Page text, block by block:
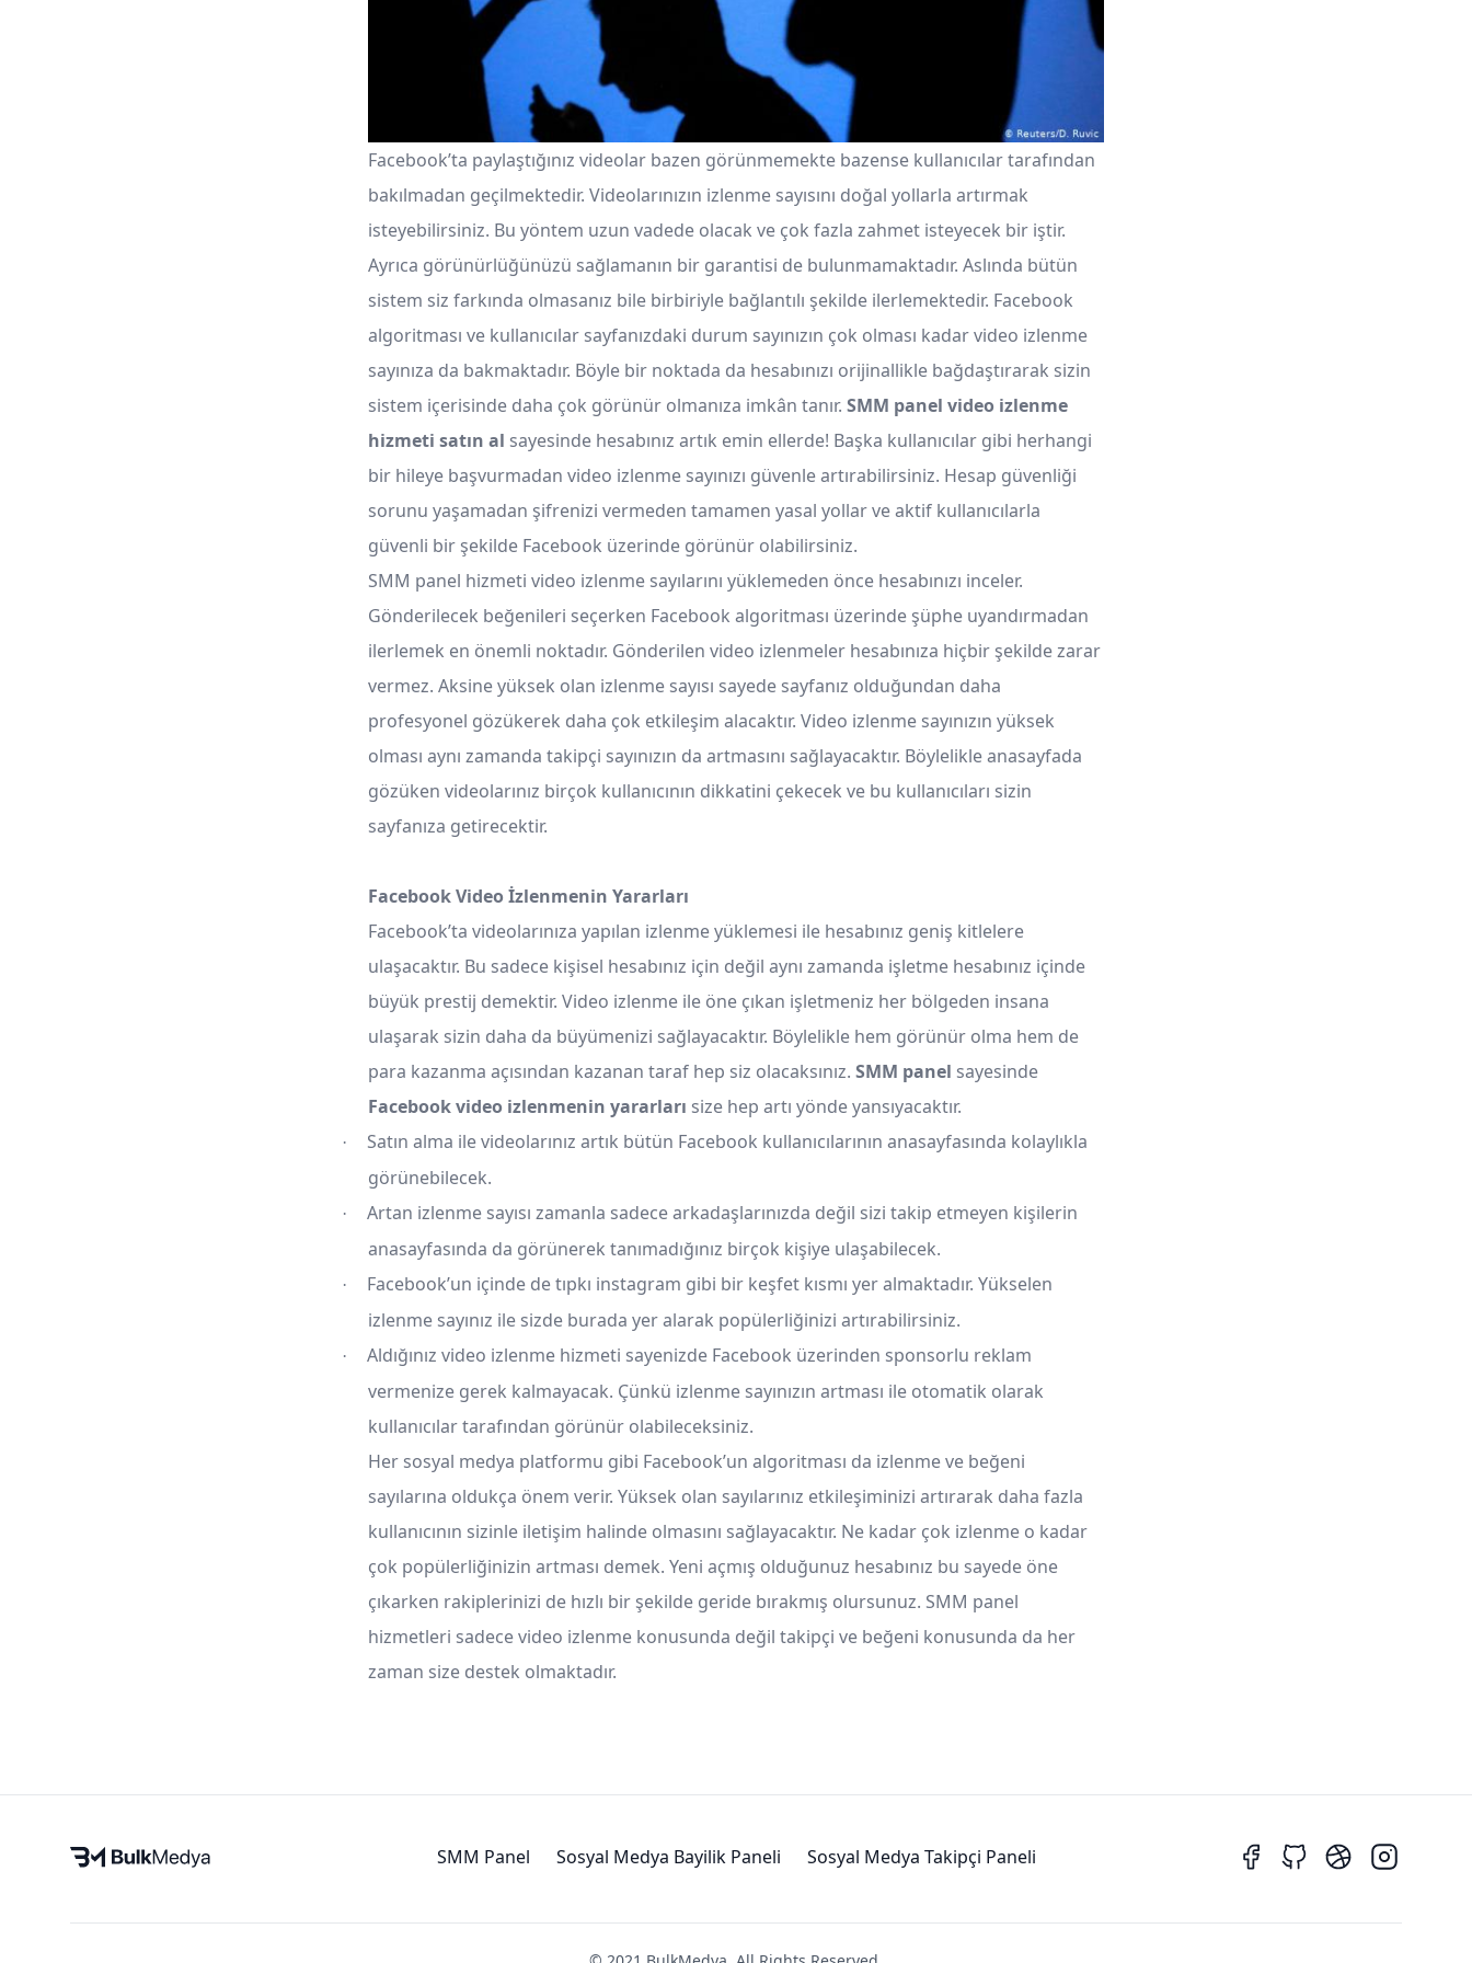
Facebook’ta paylaştığınız videolar bazen görünmemekte bazense kullanıcılar tarafından
bakılmadan geçilmektedir. Videolarınızın izlenme sayısını doğal yollarla artırmak
isteyebilirsiniz. Bu yöntem uzun vadede olacak ve çok fazla zahmet isteyecek bir iştir.
Ayrıca görünürlüğünüzü sağlamanın bir garantisi de bulunmamaktadır. Aslında bütün
sistem siz farkında olmasanız bile birbiriyle bağlantılı şekilde ilerlemektedir. Facebook
algoritması ve kullanıcılar sayfanızdaki durum sayınızın çok olması kadar video izlenme
sayınıza da bakmaktadır. Böyle bir noktada da hesabınızı orijinallikle bağdaştırarak sizin
sistem içerisinde daha çok görünür olmanıza imkân tanır. SMM panel video izlenme
hizmeti satın al sayesinde hesabınız artık emin ellerde! Başka kullanıcılar gibi herhangi
bir hileye başvurmadan video izlenme sayınızı güvenle artırabilirsiniz. Hesap güvenliği
sorunu yaşamadan şifrenizi vermeden tamamen yasal yollar ve aktif kullanıcılarla
güvenli bir şekilde Facebook üzerinde görünür olabilirsiniz.
SMM panel hizmeti video izlenme sayılarını yüklemeden önce hesabınızı inceler.
Gönderilecek beğenileri seçerken Facebook algoritması üzerinde şüphe uyandırmadan
ilerlemek en önemli noktadır. Gönderilen video izlenmeler hesabınıza hiçbir şekilde zarar
vermez. Aksine yüksek olan izlenme sayısı sayede sayfanız olduğundan daha
profesyonel gözükerek daha çok etkileşim alacaktır. Video izlenme sayınızın yüksek
olması aynı zamanda takipçi sayınızın da artmasını sağlayacaktır. Böylelikle anasayfada
gözüken videolarınız birçok kullanıcının dikkatini çekecek ve bu kullanıcıları sizin
sayfanıza getirecektir.
Facebook Video İzlenmenin Yararları
Facebook’ta videolarınıza yapılan izlenme yüklemesi ile hesabınız geniş kitlelere
ulaşacaktır. Bu sadece kişisel hesabınız için değil aynı zamanda işletme hesabınız içinde
büyük prestij demektir. Video izlenme ile öne çıkan işletmeniz her bölgeden insana
ulaşarak sizin daha da büyümenizi sağlayacaktır. Böylelikle hem görünür olma hem de
para kazanma açısından kazanan taraf hep siz olacaksınız. SMM panel sayesinde
Facebook video izlenmenin yararları size hep artı yönde yansıyacaktır.
·
Satın alma ile videolarınız artık bütün Facebook kullanıcılarının anasayfasında kolaylıkla
görünebilecek.
·
Artan izlenme sayısı zamanla sadece arkadaşlarınızda değil sizi takip etmeyen kişilerin
anasayfasında da görünerek tanımadığınız birçok kişiye ulaşabilecek.
·
Facebook’un içinde de tıpkı instagram gibi bir keşfet kısmı yer almaktadır. Yükselen
izlenme sayınız ile sizde burada yer alarak popülerliğinizi artırabilirsiniz.
·
Aldığınız video izlenme hizmeti sayenizde Facebook üzerinden sponsorlu reklam
vermenize gerek kalmayacak. Çünkü izlenme sayınızın artması ile otomatik olarak
kullanıcılar tarafından görünür olabileceksiniz.
Her sosyal medya platformu gibi Facebook’un algoritması da izlenme ve beğeni
sayılarına oldukça önem verir. Yüksek olan sayılarınız etkileşiminizi artırarak daha fazla
kullanıcının sizinle iletişim halinde olmasını sağlayacaktır. Ne kadar çok izlenme o kadar
çok popülerliğinizin artması demek. Yeni açmış olduğunuz hesabınız bu sayede öne
çıkarken rakiplerinizi de hızlı bir şekilde geride bırakmış olursunuz. SMM panel
hizmetleri sadece video izlenme konusunda değil takipçi ve beğeni konusunda da her
zaman size destek olmaktadır.
SMM Panel Sosyal Medya Bayilik Paneli Sosyal Medya Takipçi Paneli